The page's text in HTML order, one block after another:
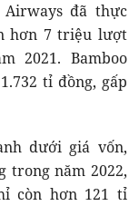
Airways đã thực
hơn 7 triệu lượt
2021. Bamboo
tỉ đồng, gấp
dưới giá vốn,
trong năm 2022,
còn hơn 121 tỉ